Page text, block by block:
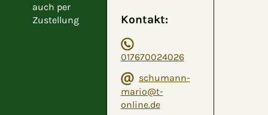
auch per
Zustellung
Kontakt:
017670024026
schumann-
mario@t-
online.de